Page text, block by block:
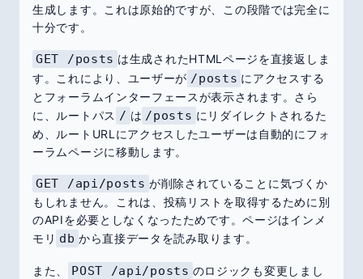
生成します。これは原始的ですが、この段階では完全に
十分です。
GET /posts は生成されたHTMLページを直接返しま
す。これにより、ユーザーが /posts にアクセスする
とフォーラムインターフェースが表示されます。さら
に、ルートパス / は /posts にリダイレクトされるた
め、ルートURLにアクセスしたユーザーは自動的にフォ
ーラムページに移動します。
GET /api/posts が削除されていることに気づくか
もしれません。これは、投稿リストを取得するために別
のAPIを必要としなくなったためです。ページはインメ
モリ db から直接データを読み取ります。
また、 POST /api/posts のロジックも変更しまし